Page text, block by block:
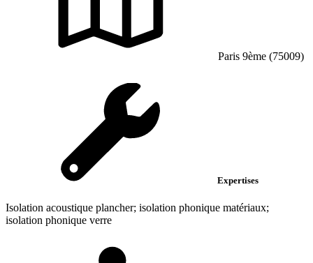
Paris 9ème (75009)
Expertises
Isolation acoustique plancher; isolation phonique matériaux;
isolation phonique verre